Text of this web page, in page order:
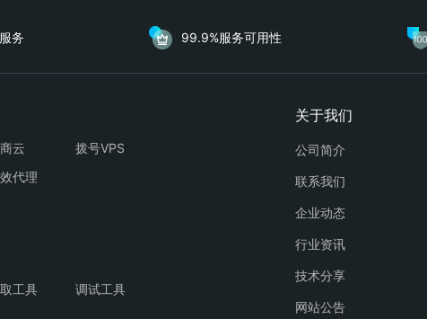
务 99.9%服务可用性
云
拨号VPS
代理
工具 调试工具
公司简介
联系我们
企业动态
行业资讯
技术分享
网站公告